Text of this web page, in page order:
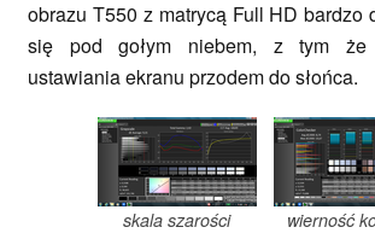
obrazu T550 z matrycą Full HD bardzo
się pod gołym niebem, z tym że
ustawiania ekranu przodem do słońca.
skala szarości
wierność